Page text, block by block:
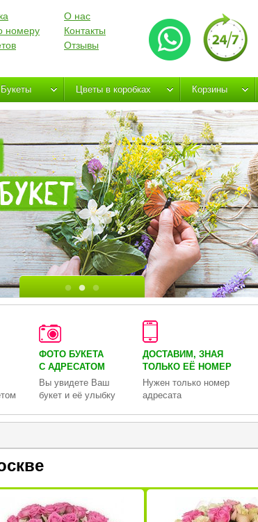
номеру
О нас
Контакты
Отзывы
Букеты Цветы в коробках Корзины
ФОТО БУКЕТА
С АДРЕСАТОМ
Вы увидете Ваш
букет и её улыбку
ДОСТАВИМ, ЗНАЯ
ТОЛЬКО ЕЁ НОМЕР
Нужен только номер
адресата